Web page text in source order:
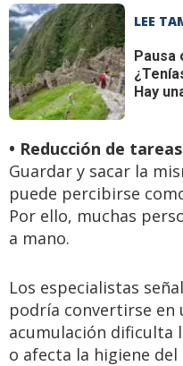
LEE
Pausa
Hay
• Reducción de
Guardar y sacar la
puede percibirse
Por ello, muchas
a mano.
Los especialistas
podría convertirse en
acumulación dificulta
o afecta la higiene